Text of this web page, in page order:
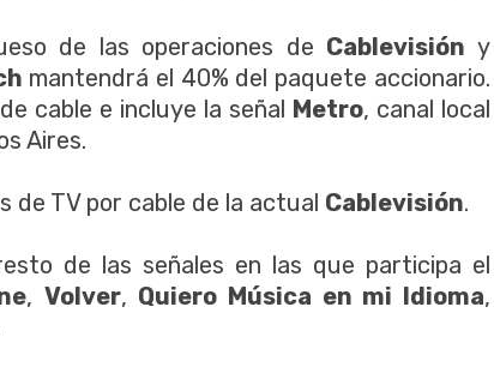
de las operaciones de Cablevisióny
mantendrá el 40% del paquete accionario.
cable e incluye la señal Metro, canal local
Aires.
de TV por cable de la actual Cablevisión.
de las señales en las que participa el
, Volver, Quiero Música en mi Idioma,